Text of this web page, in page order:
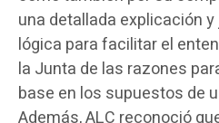
una detallada explicación
lógica para facilitar el
la Junta de las razones
base en los supuestos de